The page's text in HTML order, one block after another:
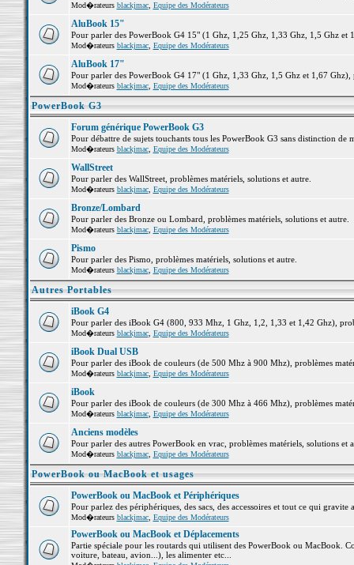
Mod�rateurs blackjmac, Equipe des Modérateurs
AluBook 15"
Pour parler des PowerBook G4 15" (1 Ghz, 1,25 Ghz, 1,33 Ghz, 1,5 Ghz et
Mod�rateurs blackjmac, Equipe des Modérateurs
AluBook 17"
Pour parler des PowerBook G4 17" (1 Ghz, 1,33 Ghz, 1,5 Ghz et 1,67 Ghz),
Mod�rateurs blackjmac, Equipe des Modérateurs
PowerBook G3
Forum générique PowerBook G3
Pour débattre de sujets touchants tous les PowerBook G3 sans distinction de
Mod�rateurs blackjmac, Equipe des Modérateurs
WallStreet
Pour parler des WallStreet, problèmes matériels, solutions et autre.
Mod�rateurs blackjmac, Equipe des Modérateurs
Bronze/Lombard
Pour parler des Bronze ou Lombard, problèmes matériels, solutions et autre.
Mod�rateurs blackjmac, Equipe des Modérateurs
Pismo
Pour parler des Pismo, problèmes matériels, solutions et autre.
Mod�rateurs blackjmac, Equipe des Modérateurs
Autres Portables
iBook G4
Pour parler des iBook G4 (800, 933 Mhz, 1 Ghz, 1,2, 1,33 et 1,42 Ghz),
Mod�rateurs blackjmac, Equipe des Modérateurs
iBook Dual USB
Pour parler des iBook de couleurs (de 500 Mhz à 900 Mhz), problèmes
Mod�rateurs blackjmac, Equipe des Modérateurs
iBook
Pour parler des iBook de couleurs (de 300 Mhz à 466 Mhz), problèmes
Mod�rateurs blackjmac, Equipe des Modérateurs
Anciens modèles
Pour parler des autres PowerBook en vrac, problèmes matériels, solutions et
Mod�rateurs blackjmac, Equipe des Modérateurs
PowerBook ou MacBook et usages
PowerBook ou MacBook et Périphériques
Pour parlez des périphériques, des sacs, des accessoires et tout ce qui
Mod�rateurs blackjmac, Equipe des Modérateurs
PowerBook ou MacBook et Déplacements
Partie spéciale pour les routards qui utilisent des PowerBook ou MacBook.
voiture, bateau, avion...), les alimenter etc...